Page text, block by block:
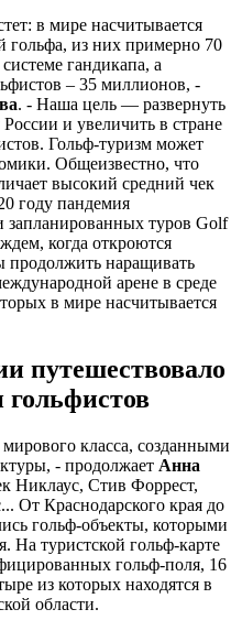
в мире насчитывается
гольфа, из них примерно 70
гандикапа, а
– 35 миллионов, -
. - Наша цель — развернуть
и увеличить в стране
Гольф-туризм может
Общеизвестно, что
высокий средний чек
году пандемия
запланированных туров Golf
когда откроются
наращивать
арене в среде
в мире насчитывается
путешествовало
гольфистов
класса, созданными
- продолжает Анна
Никлаус, Стив Форрест,
От Краснодарского края до
гольф-объекты, которыми
На туристской гольф-карте
гольф-поля, 16
из которых находятся в
области.